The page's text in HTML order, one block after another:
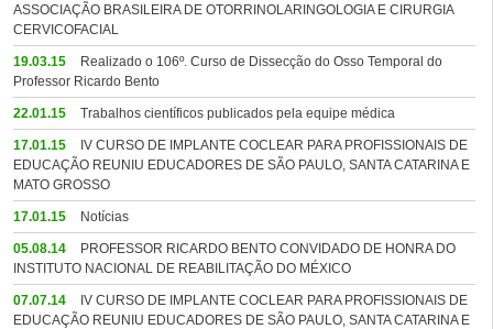
ASSOCIAÇÃO BRASILEIRA DE OTORRINOLARINGOLOGIA E CIRURGIA
CERVICOFACIAL
19.03.15
Realizado o 106º. Curso de Dissecção do Osso Temporal do
Professor Ricardo Bento
22.01.15 Trabalhos científicos publicados pela equipe médica
17.01.15
IV CURSO DE IMPLANTE COCLEAR PARA PROFISSIONAIS DE
EDUCAÇÃO REUNIU EDUCADORES DE SÃO PAULO, SANTA CATARINA E
MATO GROSSO
17.01.15 Notícias
05.08.14
PROFESSOR RICARDO BENTO CONVIDADO DE HONRA DO
INSTITUTO NACIONAL DE REABILITAÇÃO DO MÉXICO
07.07.14
IV CURSO DE IMPLANTE COCLEAR PARA PROFISSIONAIS DE
EDUCAÇÃO REUNIU EDUCADORES DE SÃO PAULO, SANTA CATARINA E